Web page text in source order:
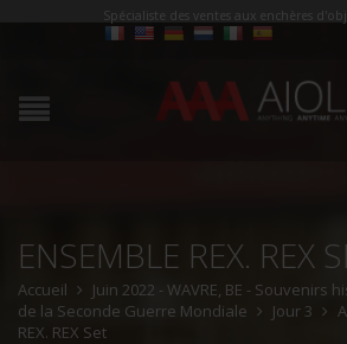
Spécialiste des ventes aux enchères
ENSEMBLE REX. REX
Accueil
Juin 2022 - WAVRE, BE - Souvenirs
de la Seconde Guerre Mondiale
Jour 3
REX. REX Set